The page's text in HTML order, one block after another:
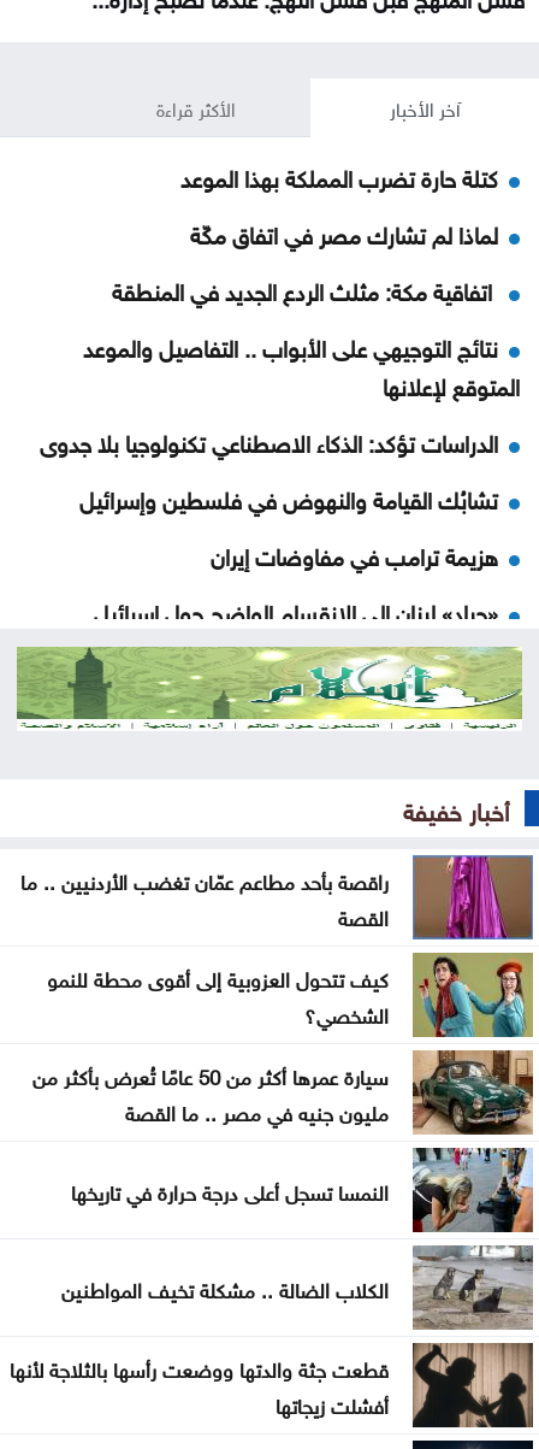
آخر الأخبار الأكثر قراءة
كتلة حارة تضرب المملكة بهذا الموعد
لماذا لم تشارك مصر في اتفاق مكّة
اتفاقية مكة: مثلث الردع الجديد في المنطقة
نتائج التوجيهي على الأبواب .. التفاصيل والموعد
المتوقع لإعلانها
الدراسات تؤكد: الذكاء الاصطناعي تكنولوجيا بلا جدوى
تشابُك القيامة والنهوض في فلسطين وإسرائيل
هزيمة ترامب في مفاوضات إيران
«حياد» لبنان إلى الانقسام الواضح حول إسرائيل
هل سيعيش أبناؤنا حياة أسوأ منا
مات قبل تخرجه بشهر .. فيديو مؤثر لأم تتسلم شهادة
.. ماذا عن الأردن؟
البرلمان العربي يدين تفجيرًا إرهابيًا استهدف حافلة ركاب
بريف دمشق
واشنطن تضغط على إسرائيل لإقرار هدنة في غزة
إسبانيا تفرض قيودًا على الرحلات الجوية والسفن
القادمة من إيطاليا
الحكومة التركية تنفي أي تعارض بين اتفاقية الدفاع
والتزامات الناتو
أخبار خفيفة
راقصة بأحد مطاعم عمّان تغضب الأردنيين .. ما
القصة
كيف تتحول العزوبية إلى أقوى محطة للنمو
الشخصي؟
سيارة عمرها أكثر من 50 عامًا تُعرض بأكثر من
مليون جنيه في مصر .. ما القصة
النمسا تسجل أعلى درجة حرارة في تاريخها
الكلاب الضالة .. مشكلة تخيف المواطنين
قطعت جثة والدتها ووضعت رأسها بالثلاجة لأنها
أفشلت زيجاتها